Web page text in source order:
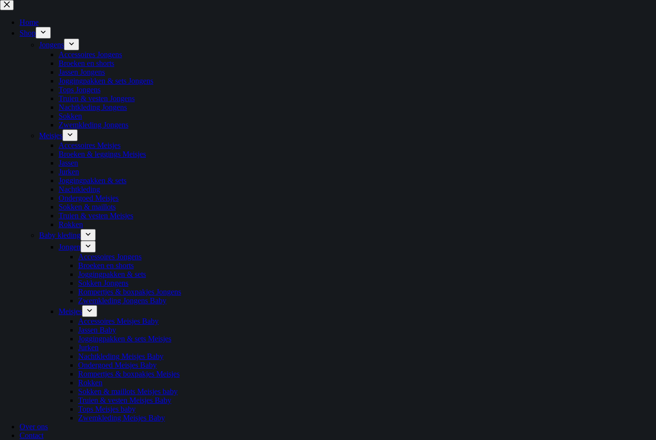
Home
Shop
Jongens
Accessoires Jongens
Broeken en shorts
Jassen Jongens
Joggingpakken & sets Jongens
Tops Jongens
Truien & vesten Jongens
Nachtkleding Jongens
Sokken
Zwemkleding Jongens
Meisjes
Accessoires Meisjes
Broeken & leggings Meisjes
Jassen
Jurken
Joggingpakken & sets
Nachtkleding
Ondergoed Meisjes
Sokken & maillots
Truien & vesten Meisjes
Rokken
Baby kleding
Jongen
Accessoires Jongens
Broeken en shorts
Joggingpakken & sets
Sokken Jongens
Rompertjes & boxpakjes Jongens
Zwemkleding Jongens Baby
Meisjes
Accessoires Meisjes Baby
Jassen Baby
Joggingpakken & sets Meisjes
Jurken
Nachtkleding Meisjes Baby
Ondergoed Meisjes Baby
Rompertjes & boxpakjes Meisjes
Rokken
Sokken & maillots Meisjes baby
Truien & vesten Meisjes Baby
Tops Meisjes baby
Zwemkleding Meisjes Baby
Over ons
Contact